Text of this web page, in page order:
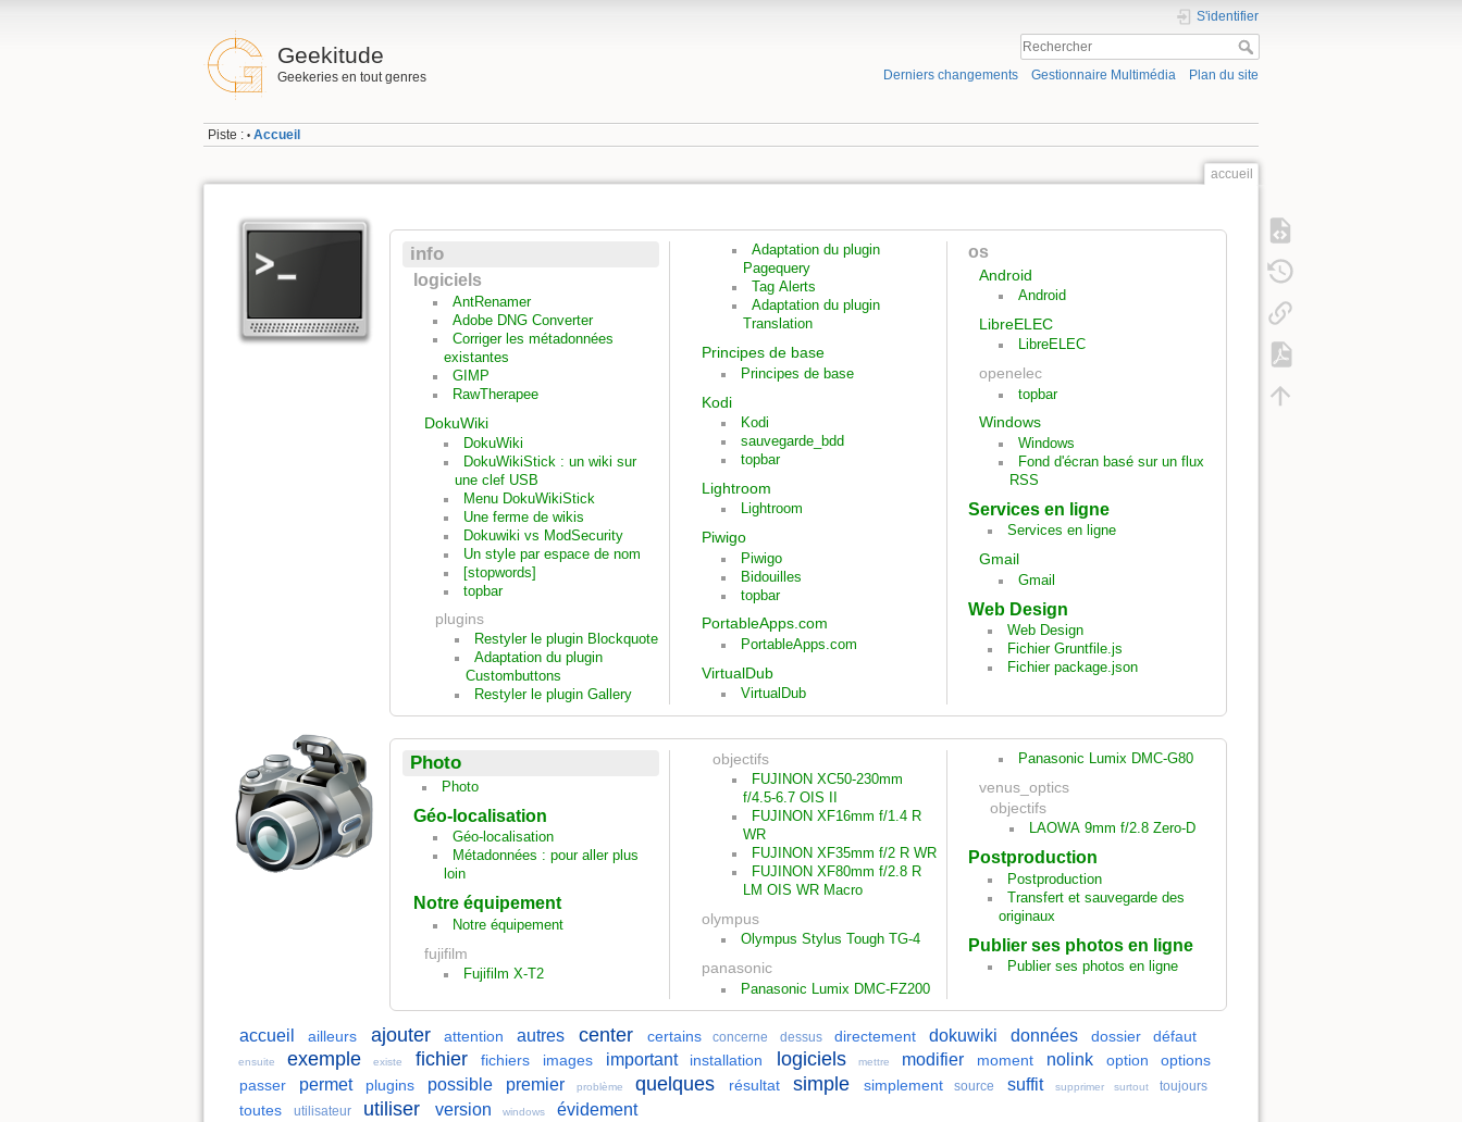
Geekitude
Geekeries en tout genres
S'identifier
Derniers changements Gestionnaire Multimédia Plan du site
Piste : • Accueil
accueil
info
logiciels
AntRenamer
Adobe DNG Converter
Corriger les métadonnées
existantes
GIMP
RawTherapee
DokuWiki
DokuWiki
DokuWikiStick : un wiki sur
une clef USB
Menu DokuWikiStick
Une ferme de wikis
Dokuwiki vs ModSecurity
Un style par espace de nom
[stopwords]
topbar
plugins
Restyler le plugin Blockquote
Adaptation du plugin
Custombuttons
Restyler le plugin Gallery
Adaptation du plugin
Pagequery
Tag Alerts
Adaptation du plugin
Translation
Principes de base
Principes de base
Kodi
Kodi
sauvegarde_bdd
topbar
Lightroom
Lightroom
Piwigo
Piwigo
Bidouilles
topbar
PortableApps.com
PortableApps.com
VirtualDub
VirtualDub
os
Android
Android
LibreELEC
LibreELEC
openelec
topbar
Windows
Windows
Fond d'écran basé sur un flux
RSS
Services en ligne
Services en ligne
Gmail
Gmail
Web Design
Web Design
Fichier Gruntfile.js
Fichier package.json
Photo
Photo
Géo-localisation
Géo-localisation
Métadonnées : pour aller plus
loin
Notre équipement
Notre équipement
fujifilm
Fujifilm X-T2
objectifs
FUJINON XC50-230mm
f/4.5-6.7 OIS II
FUJINON XF16mm f/1.4 R
WR
FUJINON XF35mm f/2 R WR
FUJINON XF80mm f/2.8 R
LM OIS WR Macro
olympus
Olympus Stylus Tough TG-4
panasonic
Panasonic Lumix DMC-FZ200
Panasonic Lumix DMC-G80
venus_optics
objectifs
LAOWA 9mm f/2.8 Zero-D
Postproduction
Postproduction
Transfert et sauvegarde des
originaux
Publier ses photos en ligne
Publier ses photos en ligne
accueil ailleurs ajouter attention autres center certains concerne dessus directement dokuwiki données dossier défaut
ensuite exemple existe fichier fichiers images important installation logiciels mettre modifier moment nolink option
options
passer
permet plugins possible premier problème quelques résultat simple simplement source suffit supprimer surtout toujours
toutes utilisateur utiliser version windows évidement